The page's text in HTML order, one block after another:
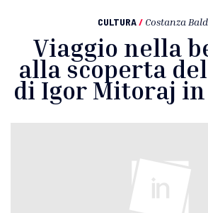
CULTURA / Costanza
Viaggio nella
alla scoperta
di Igor Mitoraj in